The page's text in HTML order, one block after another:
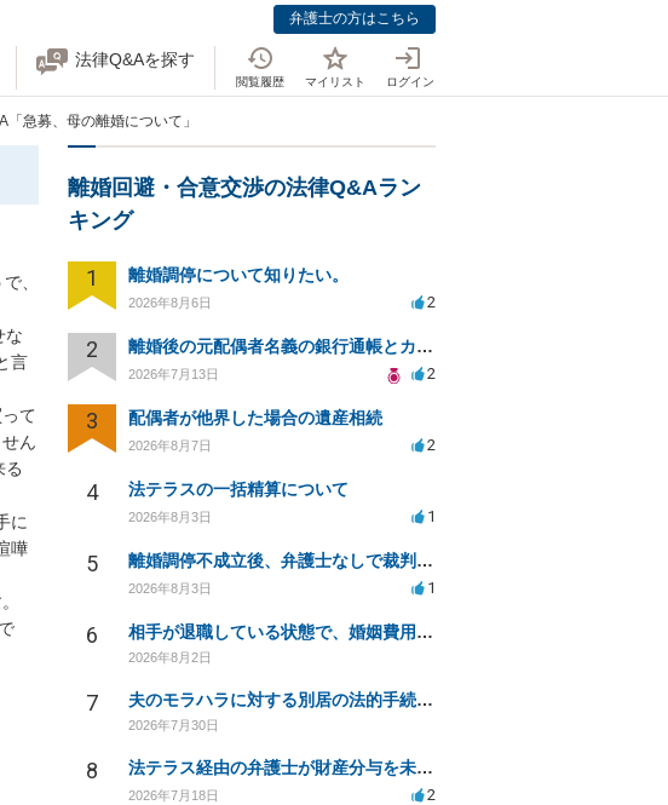
弁護士の方はこちら
法律Q&Aを探す
閲覧履歴 マイリスト ログイン
「急募、母の離婚について」
、
な
言
て
ん
る
に
嘩
離婚回避・合意交渉の法律Q&Aラン
キング
1 離婚調停について知りたい。
2026年8月6日 2
2 離婚後の元配偶者名義の銀行通帳とカードの処分方法について
2026年7月13日 2
3 配偶者が他界した場合の遺産相続
2026年8月7日 2
4 法テラスの一括精算について
2026年8月3日 1
5 離婚調停不成立後、弁護士なしで裁判を進める方法は？
2026年8月3日 1
6 相手が退職している状態で、婚姻費用分担請求は可能でしょうか？
2026年8月2日
7 夫のモラハラに対する別居の法的手続き相談
2026年7月30日
8 法テラス経由の弁護士が財産分与を未解決のまま放置
2026年7月18日 2